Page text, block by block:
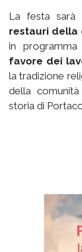
La festa sarà
restauri della
in
favore dei
la tradizione
della
storia di